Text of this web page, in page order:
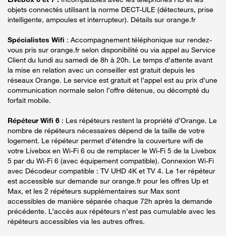
objets connectés utilisant la norme DECT-ULE (détecteurs, prise
intelligente, ampoules et interrupteur). Détails sur orange.fr
Spécialistes Wifi : Accompagnement téléphonique sur rendez-
vous pris sur orange.fr selon disponibilité ou via appel au Service
Client du lundi au samedi de 8h à 20h. Le temps d’attente avant
la mise en relation avec un conseiller est gratuit depuis les
réseaux Orange. Le service est gratuit et l’appel est au prix d’une
communication normale selon l’offre détenue, ou décompté du
forfait mobile.
Répéteur Wifi 6 : Les répéteurs restent la propriété d’Orange. Le
nombre de répéteurs nécessaires dépend de la taille de votre
logement. Le répéteur permet d’étendre la couverture wifi de
votre Livebox en Wi-Fi 6 ou de remplacer le Wi-Fi 5 de la Livebox
5 par du Wi-Fi 6 (avec équipement compatible). Connexion Wi-Fi
avec Décodeur compatible : TV UHD 4K et TV 4. Le 1er répéteur
est accessible sur demande sur orange.fr pour les offres Up et
Max, et les 2 répéteurs supplémentaires sur Max sont
accessibles de manière séparée chaque 72h après la demande
précédente. L’accès aux répéteurs n’est pas cumulable avec les
répéteurs accessibles via les autres offres.